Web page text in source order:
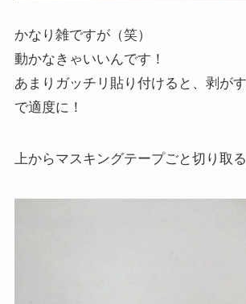
かなり雑ですが（笑）
動かなきゃいいんです！
あまりガッチリ貼り付けると、剥が
で適度に！
上からマスキングテープごと切り取